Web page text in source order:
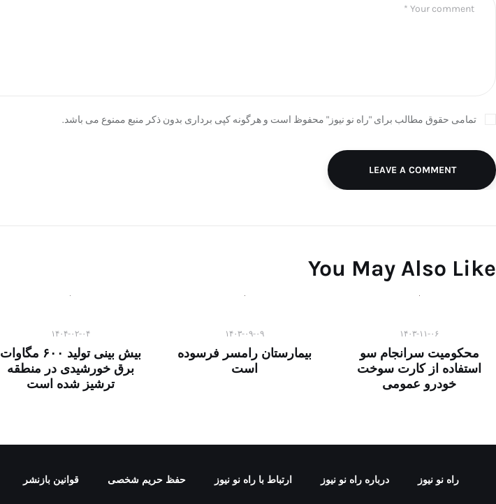
تمامی حقوق مطالب برای "راه نو نیوز" محفوظ است و هرگونه کپی برداری بدون ذکر منبع ممنوع می باشد.
LEAVE A COMMENT
You May Also Like
۱۴۰۳-۱۱-۰۶
محکومیت سرانجام سو
استفاده از کارت سوخت
خودرو عمومی
۱۴۰۳-۰۹-۰۹
بیمارستان رامسر فرسوده
است
۱۴۰۴-۰۲-۰۴
بیش بینی تولید ۶۰۰ مگاوات
برق خورشیدی در منطقه
ترشیز شده است
راه نو نیوز درباره راه‌ نو نیوز ارتباط با راه‌ نو نیوز حفظ حریم شخصی قوانین بازنشر